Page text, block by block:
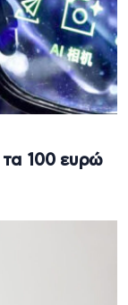
100 ευρώ